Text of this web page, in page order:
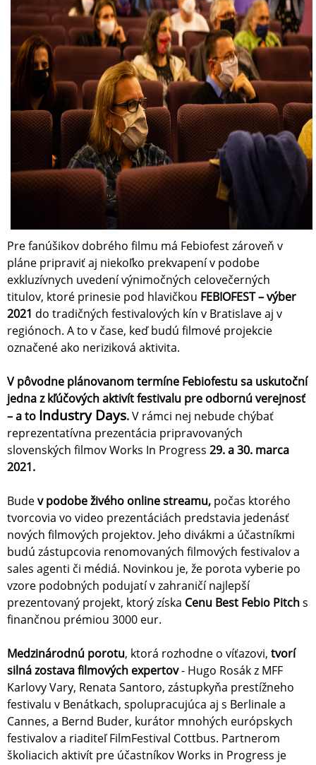
Pre fanúšikov dobrého filmu má Febiofest zároveň v
pláne pripraviť aj niekoľko prekvapení v podobe
exkluzívnych uvedení výnimočných celovečerných
titulov, ktoré prinesie pod hlavičkou FEBIOFEST – výber
2021 do tradičných festivalových kín v Bratislave aj v
regiónoch. A to v čase, keď budú filmové projekcie
označené ako neriziková aktivita.
V pôvodne plánovanom termíne Febiofestu sa uskutoční
jedna z kľúčových aktivít festivalu pre odbornú verejnosť
– a to Industry Days.V rámci nej nebude chýbať
reprezentatívna prezentácia pripravovaných
slovenských filmov Works In Progress 29. a 30. marca
2021.
Budev podobe živého online streamu, počas ktorého
tvorcovia vo video prezentáciách predstavia jedenásť
nových filmových projektov. Jeho divákmi a účastníkmi
budú zástupcovia renomovaných filmových festivalov a
sales agenti či médiá. Novinkou je, že porota vyberie po
vzore podobných podujatí v zahraničí najlepší
prezentovaný projekt, ktorý získa Cenu Best Febio Pitchs
finančnou prémiou 3000 eur.
Medzinárodnú porotu, ktorá rozhodne o víťazovi, tvorí
silná zostava filmových expertov- Hugo Rosák z MFF
Karlovy Vary, Renata Santoro, zástupkyňa prestížneho
festivalu v Benátkach, spolupracujúca aj s Berlinale a
Cannes, a Bernd Buder, kurátor mnohých európskych
festivalov a riaditeľ FilmFestival Cottbus. Partnerom
školiacich aktivít pre účastníkov Works in Progress je